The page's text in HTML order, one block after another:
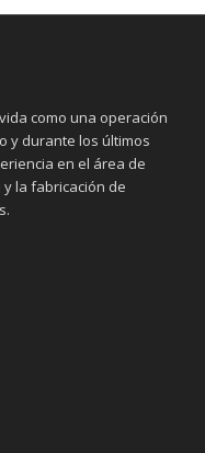
como una operación
y durante los últimos
en el área de
la fabricación de